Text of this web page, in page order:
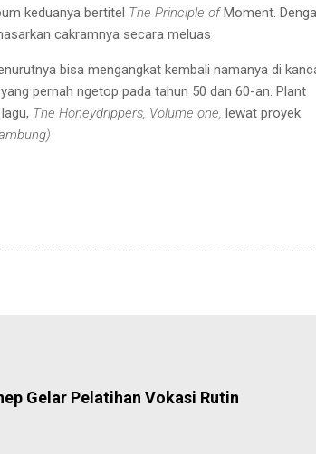
keduanya bertitel The Principle ofMoment.
cakramnya secara meluas
bisa mengangkat kembali namanya di
pernah ngetop pada tahun 50 dan 60-an. Plant
The Honeydrippers Volume one, lewat proyek
Gelar Pelatihan Vokasi Rutin